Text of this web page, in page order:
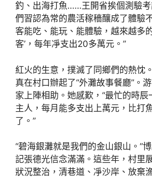
釣、出海打魚……王開省挨個測驗
們習認為常的農活稼穡釀成了體驗
客能吃、能玩、能體驗，越來越多的
客’，每年凈支出20多萬元。”
紅火的生意，撲滅了同鄉們的熱忱
真在村口辦起了“外灘故事餐廳”。
家上陣相助。她感歎，“最忙的時
主人，每月能多支出上萬元，比打
了。”
“碧海銀灘就是我們的金山銀山。”
記張德光信念滿滿。這些年，村里
狀況整治，清巷道、凈沙岸、放棄